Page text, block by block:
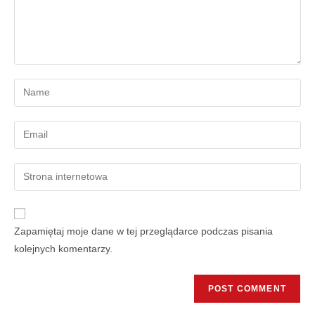
Zapamiętaj moje dane w tej przeglądarce podczas pisania
kolejnych komentarzy.